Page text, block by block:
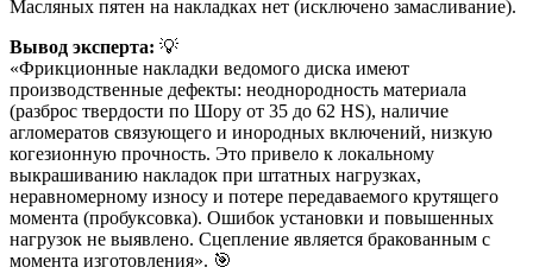
Масляных пятен на накладках нет (исключено замасливание).
Вывод эксперта: 💡
«Фрикционные накладки ведомого диска имеют
производственные дефекты: неоднородность материала
(разброс твердости по Шору от 35 до 62 HS), наличие
агломератов связующего и инородных включений, низкую
когезионную прочность. Это привело к локальному
выкрашиванию накладок при штатных нагрузках,
неравномерному износу и потере передаваемого крутящего
момента (пробуксовка). Ошибок установки и повышенных
нагрузок не выявлено. Сцепление является бракованным с
момента изготовления». 🎯